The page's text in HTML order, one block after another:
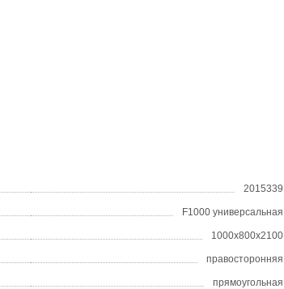
2015339
F1000 универсальная
1000х800х2100
правосторонняя
прямоугольная